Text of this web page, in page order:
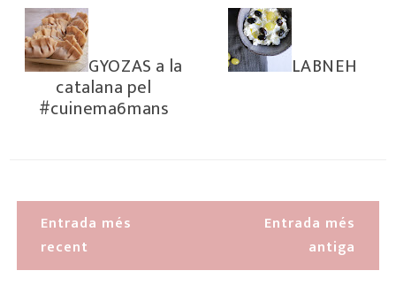
GYOZAS a la
catalana pel
#cuinema6mans
LABNEH
Entrada més
recent
Entrada més
antiga